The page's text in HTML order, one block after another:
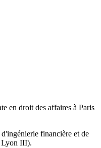
en droit des affaires à Paris
financière et de
Lyon III).